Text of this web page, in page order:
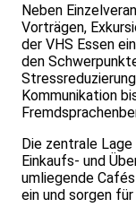
Neben
Vorträgen,
der VHS Essen
den
Kommunikation
Die zentrale
Einkaufs- und
umliegende
ein und sorgen